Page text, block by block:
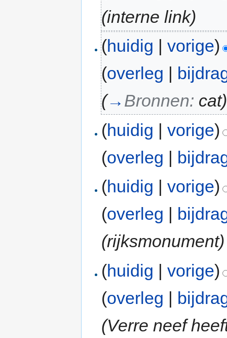
(interne link)
(huidig |vorige)
(overleg
(→ Bronnen: cat)
(huidig |vorige)
(overleg |
(huidig |vorige)
(overleg |
(rijksmonument)
(huidig |vorige)
(overleg |
(Verre neef